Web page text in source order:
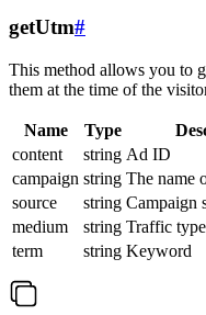
getUtm#
This method allows you to
them at the time of the
Name Type
content
string Ad ID
campaign string The name
source
string Campaign
medium
string Traffic type
term
string Keyword